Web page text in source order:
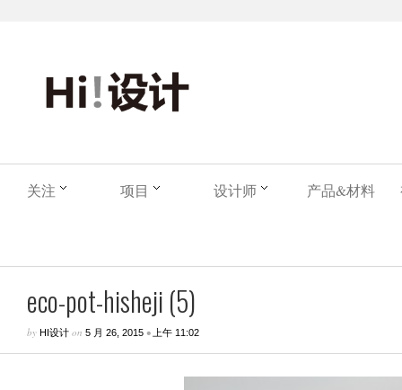
关注 项目 设计师 产品&材料
eco-pot-hisheji (5)
by HI设计 on 5 月 26, 2015 • 上午 11:02